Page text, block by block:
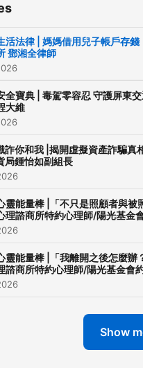
[防
全
[安
訊
親
每
[
費
吃
活法律 | 媽媽借用兒子帳戶存
鄧湘全律師
全寶典 | 毒駕零容忍 守護屏東
大維
詐你和我 |揭開虛擬資產詐騙真
局鍾怡如副組長
靈能量棒 |「不只是照顧者與
理諮商所特約心理師/陽光基金
靈能量棒 |「我離開之後怎麼
諮商所特約心理師/陽光基金會
Show